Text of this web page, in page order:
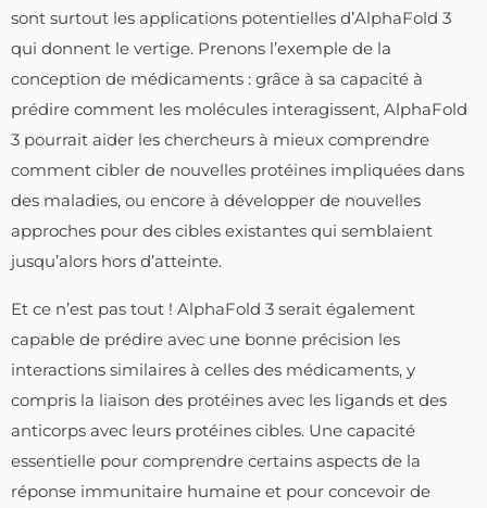
sont surtout les applications potentielles d’AlphaFold 3
qui donnent le vertige. Prenons l’exemple de la
conception de médicaments : grâce à sa capacité à
prédire comment les molécules interagissent, AlphaFold
3 pourrait aider les chercheurs à mieux comprendre
comment cibler de nouvelles protéines impliquées dans
des maladies, ou encore à développer de nouvelles
approches pour des cibles existantes qui semblaient
jusqu’alors hors d’atteinte.
Et ce n’est pas tout ! AlphaFold 3 serait également
capable de prédire avec une bonne précision les
interactions similaires à celles des médicaments, y
compris la liaison des protéines avec les ligands et des
anticorps avec leurs protéines cibles. Une capacité
essentielle pour comprendre certains aspects de la
réponse immunitaire humaine et pour concevoir de